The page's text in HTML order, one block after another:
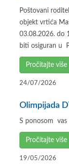
Poštovani
objekt vrtića
03.08.2026. do
biti osiguran u
Pročitajte više
24/07/2026
Olimpijada
S ponosom vas
Pročitajte više
19/05/2026